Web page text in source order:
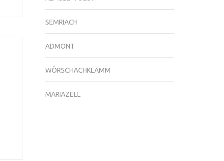
SEMRIACH
ADMONT
WÖRSCHACHKLAMM
MARIAZELL